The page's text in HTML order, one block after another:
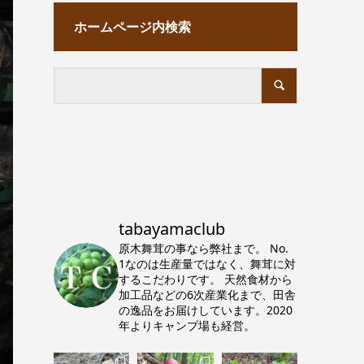
ホームページ内検索
tabayamaclub
原木舞茸の事なら弊社まで。
No.
1なのは生産量ではなく、舞茸に対
するこだわりです。
天然食材から
加工品などの6次産業化まで、田舎
の逸品をお届けしています。2020
年よりキャンプ場も経営。